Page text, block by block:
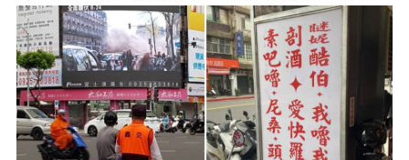
輩的智慧